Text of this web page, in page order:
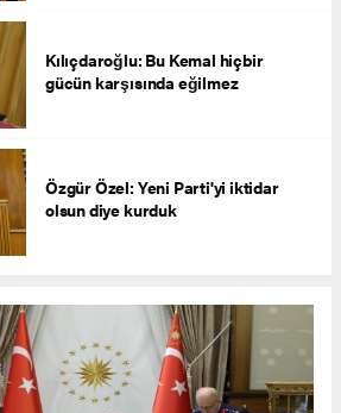
Kılıçdaroğlu: Bu Kemal hiçbir
gücün karşısında eğilmez
Özgür Özel: Yeni Parti'yi iktidar
olsun diye kurduk